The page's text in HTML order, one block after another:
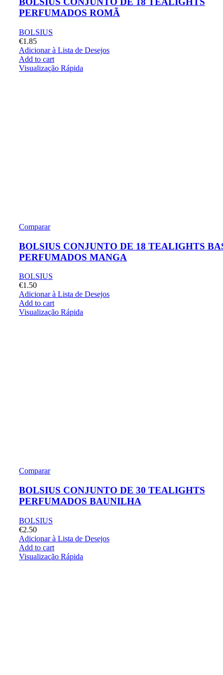
PERFUMADOS ROMÃ
BOLSIUS
€1.85
Adicionar à Lista de Desejos
Add to cart
Visualização Rápida
Comparar
BOLSIUS CONJUNTO DE 18 TEALIGHTS
PERFUMADOS MANGA
BOLSIUS
€1.50
Adicionar à Lista de Desejos
Add to cart
Visualização Rápida
Comparar
BOLSIUS CONJUNTO DE 30 TEALIGHTS
PERFUMADOS BAUNILHA
BOLSIUS
€2.50
Adicionar à Lista de Desejos
Add to cart
Visualização Rápida